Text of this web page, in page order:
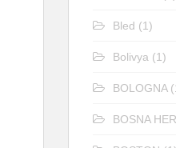
Bled (1)
Bolivya (1)
BOLOGNA
BOSNA